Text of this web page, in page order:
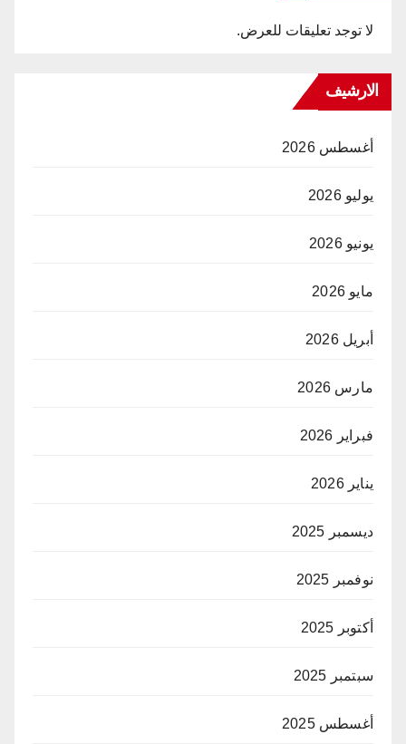
لا توجد تعليقات للعرض.
الارشيف
أغسطس 2026
يوليو 2026
يونيو 2026
مايو 2026
أبريل 2026
مارس 2026
فبراير 2026
يناير 2026
ديسمبر 2025
نوفمبر 2025
أكتوبر 2025
سبتمبر 2025
أغسطس 2025